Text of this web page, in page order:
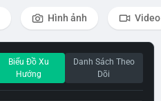
Hình ảnh Video
Biểu Đồ Xu
Hướng
Danh Sách Theo
Dõi